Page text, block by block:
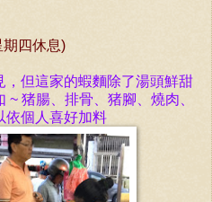
四休息)
，但這家的蝦麵除了湯頭鮮甜
~ 猪腸、排骨、猪腳、 燒肉
依個 人喜好加料